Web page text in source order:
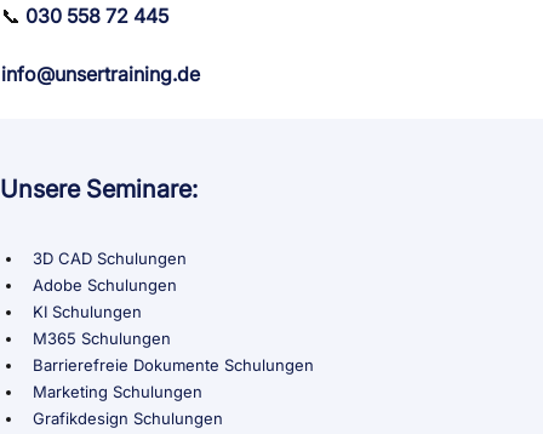
📞 030 558 72 445
info@unsertraining.de
Unsere Seminare:
3D CAD Schulungen
Adobe Schulungen
KI Schulungen
M365 Schulungen
Barrierefreie Dokumente Schulungen
Marketing Schulungen
Grafikdesign Schulungen